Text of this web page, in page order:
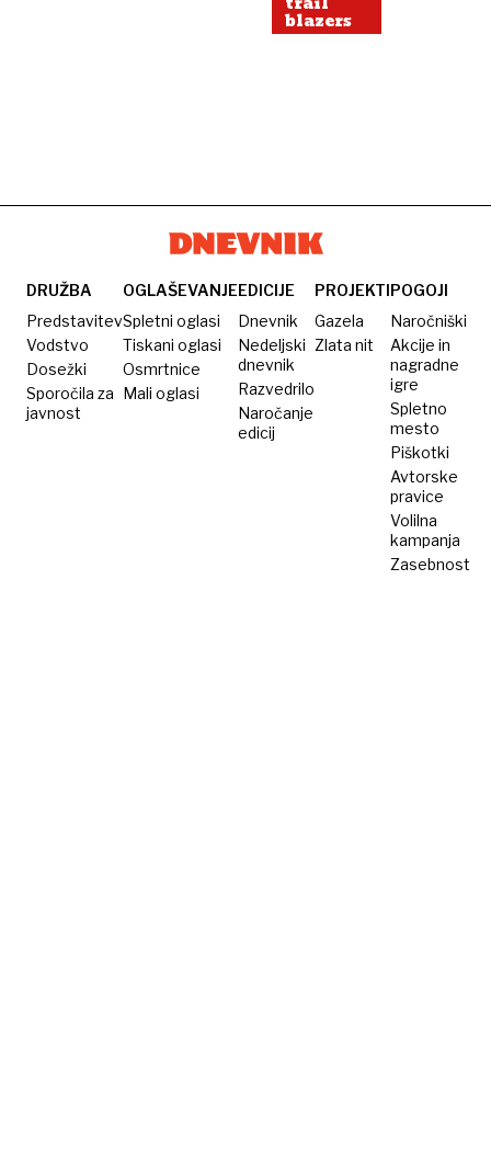
blazers
DRUŽBA
Predstavitev
Vodstvo
Dosežki
Sporočila za
javnost
OGLAŠEVANJE
Spletni oglasi
Tiskani oglasi
Osmrtnice
Mali oglasi
EDICIJE
Dnevnik
Nedeljski
dnevnik
Razvedrilo
Naročanje
edicij
PROJEKTI
Gazela
Zlata nit
POGOJI
Naročniški
Akcije in
nagradne
igre
Spletno
mesto
Piškotki
Avtorske
pravice
Volilna
kampanja
Zasebnost